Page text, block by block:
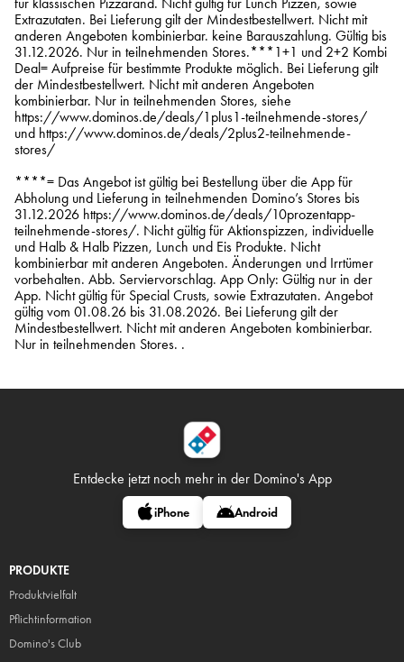
Extrazutaten. Bei Lieferung gilt der Mindestbestellwert. Nicht mit
anderen Angeboten kombinierbar. keine Barauszahlung. Gültig bis
31.12.2026. Nur in teilnehmenden Stores.***1+1 und 2+2 Kombi
Deal= Aufpreise für bestimmte Produkte möglich. Bei Lieferung gilt
der Mindestbestellwert. Nicht mit anderen Angeboten
kombinierbar. Nur in teilnehmenden Stores, siehe
https://www.dominos.de/deals/1plus1-teilnehmende-stores/
und https://www.dominos.de/deals/2plus2-teilnehmende-
stores/
****= Das Angebot ist gültig bei Bestellung über die App für
Abholung und Lieferung in teilnehmenden Domino’s Stores bis
31.12.2026 https://www.dominos.de/deals/10prozentapp-
teilnehmende-stores/. Nicht gültig für Aktionspizzen, individuelle
und Halb & Halb Pizzen, Lunch und Eis Produkte. Nicht
kombinierbar mit anderen Angeboten. Änderungen und Irrtümer
vorbehalten. Abb. Serviervorschlag. App Only: Gültig nur in der
App. Nicht gültig für Special Crusts, sowie Extrazutaten. Angebot
gültig vom 01.08.26 bis 31.08.2026. Bei Lieferung gilt der
Mindestbestellwert. Nicht mit anderen Angeboten kombinierbar.
Nur in teilnehmenden Stores. .
Entdecke jetzt noch mehr in der Domino's App
iPhone Android
PRODUKTE
Produktvielfalt
Pflichtinformation
Domino's Club